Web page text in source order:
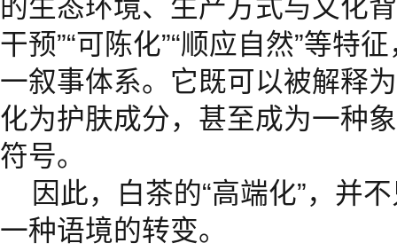
的生态环境、生产方式与文化
干预”“可陈化”“顺应自然”等特
一叙事体系。它既可以被解释
化为护肤成分，甚至成为一种
符号。
因此，白茶的“高端化”，并
一种语境的转变。